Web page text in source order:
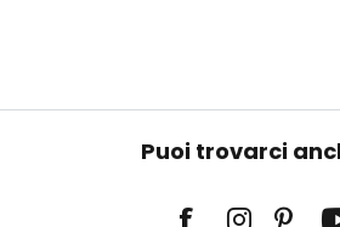
Puoi trovarci